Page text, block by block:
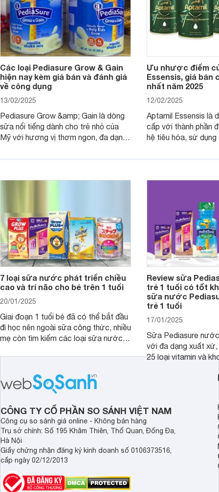
Các loại Pediasure Grow & Gain
hiện nay kèm giá bán và đánh giá
về công dụng
13/02/2025
Pediasure Grow &amp; Gain là dòng
sữa nổi tiếng dành cho trẻ nhỏ của
Mỹ với hương vị thơm ngon, đa dạng
Pediasure Grow &amp; Gain hiện nay
Ưu nhược điểm
Essensis, giá bán
nhất năm 2025
12/02/2025
Aptamil Essensis là
cấp với thành phần
hệ tiêu hóa, sử
cùng Websosanh.vn
7 loại sữa nước phát triển chiều
cao và trí não cho bé trên 1 tuổi
20/01/2025
Giai đoạn 1 tuổi bé đã có thể bắt đầu
đi học nên ngoài sữa công thức, nhiều
mẹ còn tìm kiếm các loại sữa nước
trẻ. Dưới đây là 7 loại sữa nước phát
1 tuổi tốt mà mẹ bỉm nên lựa chọn.
Review sữa
trẻ 1 tuổi có tốt
sữa nước
trẻ 1 tuổi
17/01/2025
Sữa Pediasure
với đa dạng xuất
25 loại vitamin và
CÔNG TY CỔ PHẦN SO SÁNH VIỆT NAM
Công cụ so sánh giá online - Không bán hàng
Trụ sở chính: Số 195 Khâm Thiên, Thổ Quan, Đống Đa,
Hà Nội
Giấy chứng nhận đăng ký kinh doanh số 0106373516,
cấp ngày 02/12/2013